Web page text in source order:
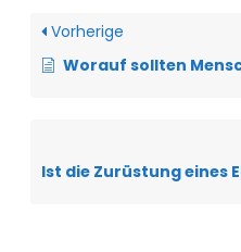
Vorherige
Worauf sollten Menschen mit ALS